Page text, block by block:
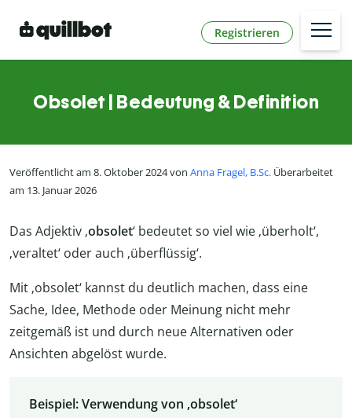
Registrieren
Obsolet | Bedeutung & Definition
Veröffentlicht am 8. Oktober 2024 von Anna Fragel, B.Sc. Überarbeitet
am 13. Januar 2026
Das Adjektiv ‚obsolet‘ bedeutet so viel wie ‚überholt‘,
‚veraltet‘ oder auch ‚überflüssig‘.
Mit ‚obsolet‘ kannst du deutlich machen, dass eine
Sache, Idee, Methode oder Meinung nicht mehr
zeitgemäß ist und durch neue Alternativen oder
Ansichten abgelöst wurde.
Beispiel: Verwendung von ‚obsolet‘